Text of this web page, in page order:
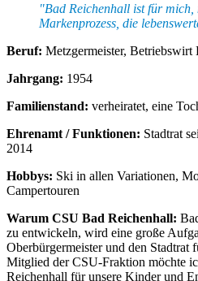
"Bad Reichenhall ist für mich,
Markenprozess, die
Beruf: Metzgermeister,
Jahrgang: 1954
Familienstand: verheiratet, eine
Ehrenamt / Funktionen: Stadtrat
2014
Hobbys: Ski in allen Variationen,
Campertouren
Warum CSU Bad Reichenhall:
zu entwickeln, wird eine große
Oberbürgermeister und den Stadtrat
Mitglied der CSU-Fraktion möchte
Reichenhall für unsere Kinder und